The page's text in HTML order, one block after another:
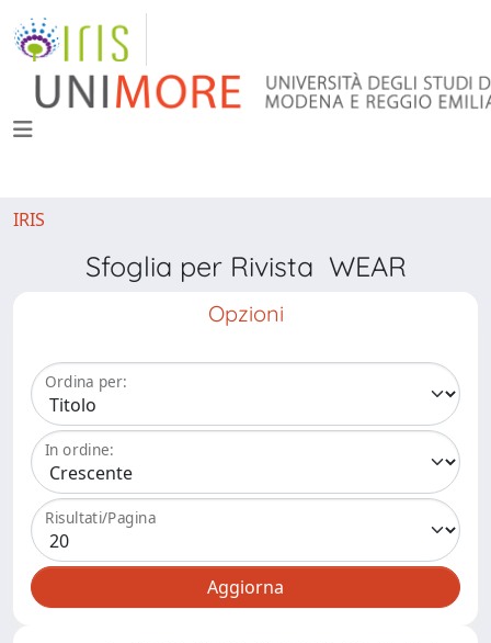
IRIS
Sfoglia per Rivista WEAR
Opzioni
Ordina per:
In ordine:
Risultati/Pagina